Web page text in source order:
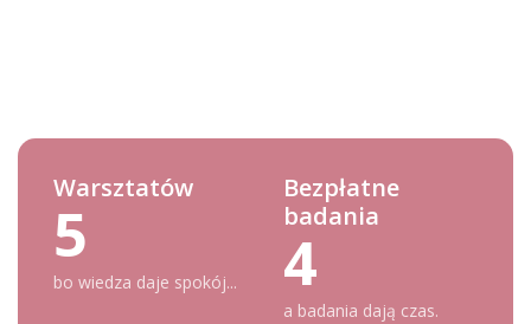
Warsztatów
5
bo wiedza daje spokój...
Bezpłatne
badania
4
a badania dają czas.